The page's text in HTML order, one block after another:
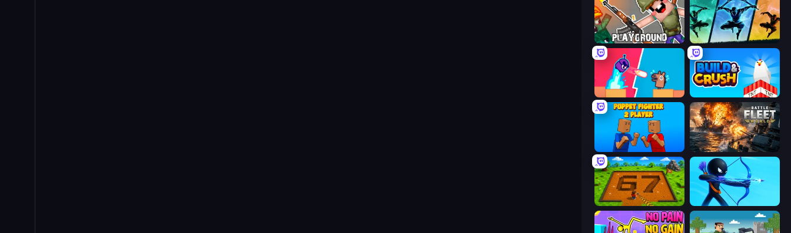
Playground Shadow Ninja Revenge
Boom Slingers ReBoom Build and Crush
Puppet Fighter 2 Player Battle Fleet World
Obby: Dig Brainrots Archers Random